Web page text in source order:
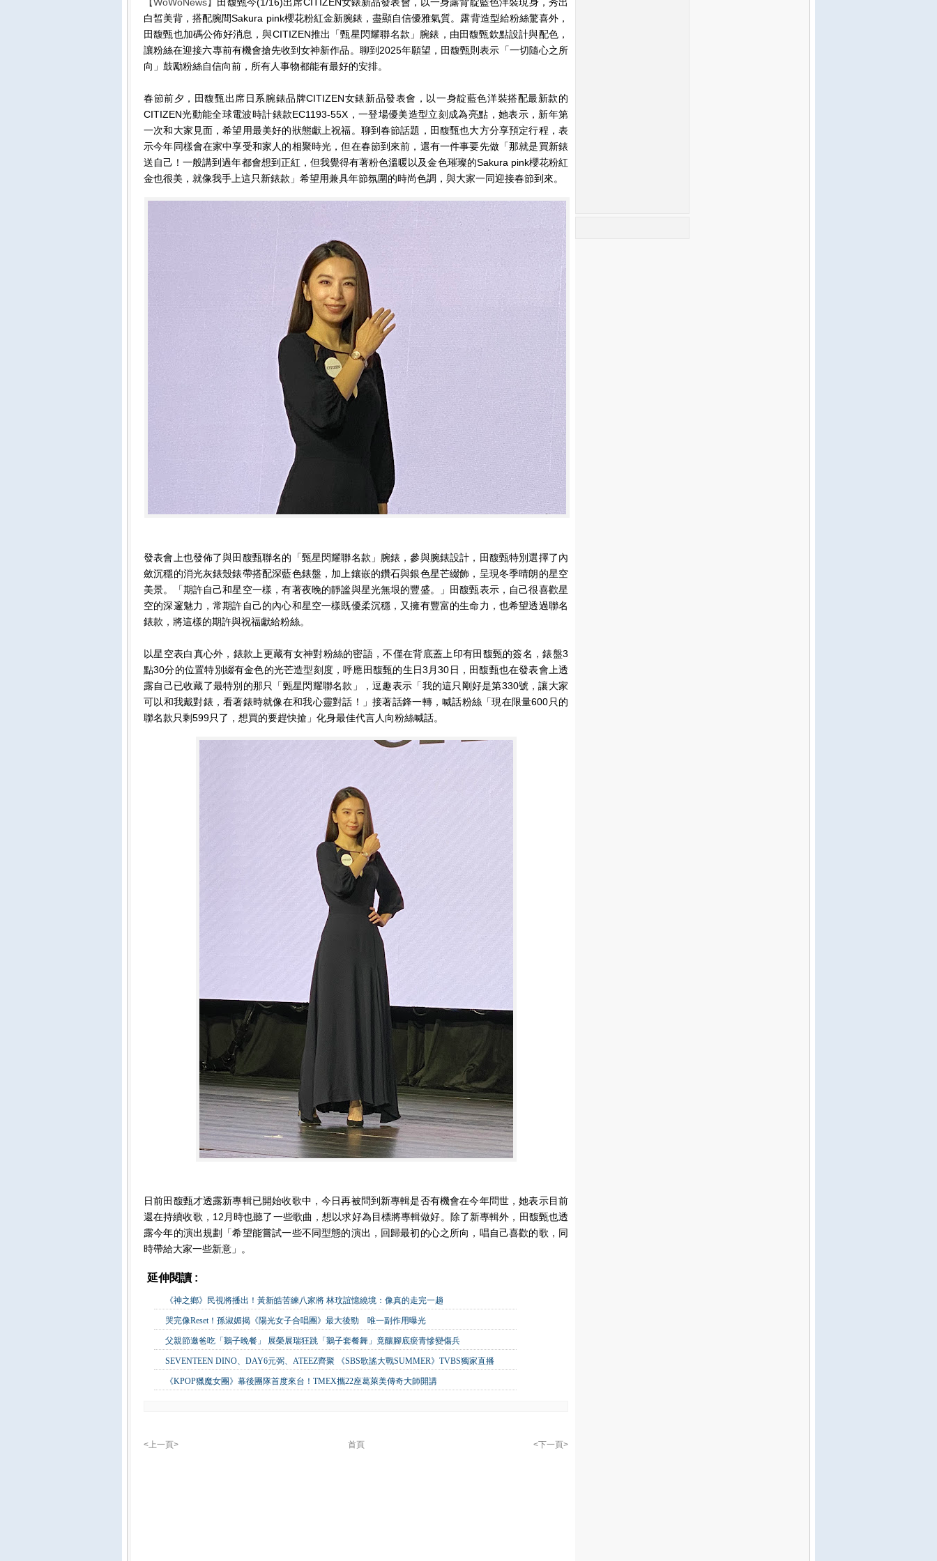
白皙美背，搭配腕間Sakura pink櫻花粉紅金新腕錶，盡顯自信優雅氣質。露背造型給粉絲驚喜外，
田馥甄也加碼公佈好消息，與CITIZEN推出「甄星閃耀聯名款」腕錶，由田馥甄欽點設計與配色，
讓粉絲在迎接六專前有機會搶先收到女神新作品。聊到2025年願望，田馥甄則表示「一切隨心之所
向」鼓勵粉絲自信向前，所有人事物都能有最好的安排。
春節前夕，田馥甄出席日系腕錶品牌CITIZEN女錶新品發表會，以一身靛藍色洋裝搭配最新款的
CITIZEN光動能全球電波時計錶款EC1193-55X，一登場優美造型立刻成為亮點，她表示，新年第
一次和大家見面，希望用最美好的狀態獻上祝福。聊到春節話題，田馥甄也大方分享預定行程，表
示今年同樣會在家中享受和家人的相聚時光，但在春節到來前，還有一件事要先做「那就是買新錶
送自己！一般講到過年都會想到正紅，但我覺得有著粉色溫暖以及金色璀璨的Sakura pink櫻花粉紅
金也很美，就像我手上這只新錶款」希望用兼具年節氛圍的時尚色調，與大家一同迎接春節到來。
發表會上也發佈了與田馥甄聯名的「甄星閃耀聯名款」腕錶，參與腕錶設計，田馥甄特別選擇了內
斂沉穩的消光灰錶殼錶帶搭配深藍色錶盤，加上鑲嵌的鑽石與銀色星芒綴飾，呈現冬季晴朗的星空
美景。「期許自己和星空一樣，有著夜晚的靜謐與星光無垠的豐盛。」田馥甄表示，自己很喜歡星
空的深邃魅力，常期許自己的內心和星空一樣既優柔沉穩，又擁有豐富的生命力，也希望透過聯名
錶款，將這樣的期許與祝福獻給粉絲。
以星空表白真心外，錶款上更藏有女神對粉絲的密語，不僅在背底蓋上印有田馥甄的簽名，錶盤3
點30分的位置特別綴有金色的光芒造型刻度，呼應田馥甄的生日3月30日，田馥甄也在發表會上透
露自己已收藏了最特別的那只「甄星閃耀聯名款」，逗趣表示「我的這只剛好是第330號，讓大家
可以和我戴對錶，看著錶時就像在和我心靈對話！」接著話鋒一轉，喊話粉絲「現在限量600只的
聯名款只剩599只了，想買的要趕快搶」化身最佳代言人向粉絲喊話。
日前田馥甄才透露新專輯已開始收歌中，今日再被問到新專輯是否有機會在今年問世，她表示目前
還在持續收歌，12月時也聽了一些歌曲，想以求好為目標將專輯做好。除了新專輯外，田馥甄也透
露今年的演出規劃「希望能嘗試一些不同型態的演出，回歸最初的心之所向，唱自己喜歡的歌，同
時帶給大家一些新意」。
延伸閱讀 :
《神之鄉》民視將播出！黃新皓苦練八家將 林玟誼憶繞境：像真的走完一趟
哭完像Reset！孫淑媚揭《陽光女子合唱團》最大後勁 唯一副作用曝光
父親節邀爸吃「鵝子晚餐」 展榮展瑞狂跳「鵝子套餐舞」竟釀腳底瘀青慘變傷兵
SEVENTEEN DINO、DAY6元弼、ATEEZ齊聚 《SBS歌謠大戰SUMMER》TVBS獨家直播
《KPOP獵魔女團》幕後團隊首度來台！TMEX攜22座葛萊美傳奇大師開講
<上一頁> <下一頁>
首頁